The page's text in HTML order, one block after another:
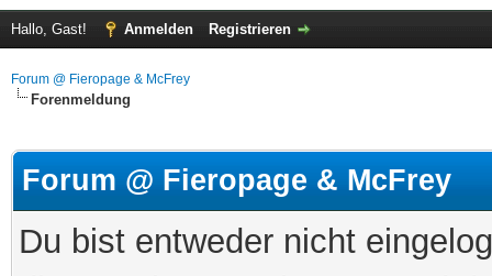
Hallo, Gast! Anmelden Registrieren
Forum @ Fieropage & McFrey
Forenmeldung
Forum @ Fieropage & McFrey
Du bist entweder nicht